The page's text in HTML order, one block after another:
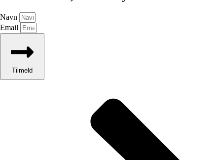
Navn
Email
Tilmeld